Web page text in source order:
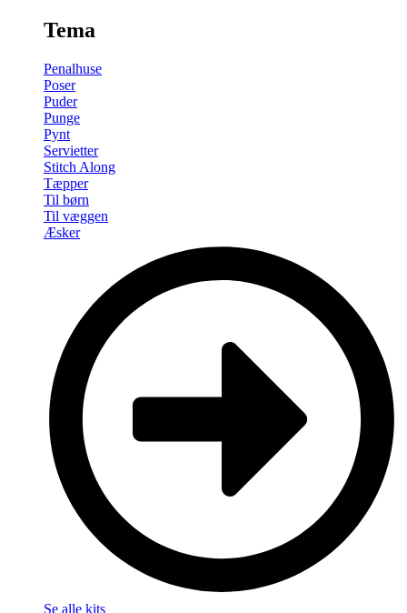
Tema
Penalhuse
Poser
Puder
Punge
Pynt
Servietter
Stitch Along
Tæpper
Til børn
Til væggen
Æsker
Se alle kits